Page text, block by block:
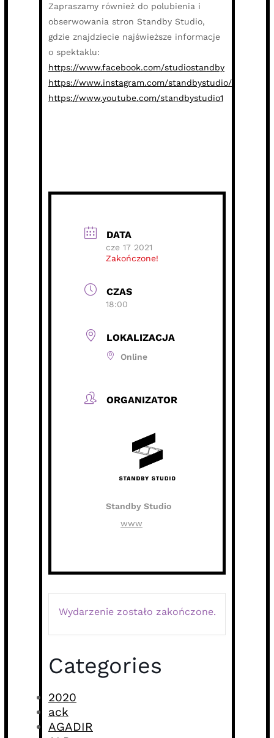
Zapraszamy również do polubienia i
obserwowania stron Standby Studio,
gdzie znajdziecie najświeższe informacje
o spektaklu:
https://www.facebook.com/studiostandby
https://www.instagram.com/standbystudio/
https://www.youtube.com/standbystudio1
DATA
cze 17 2021
Zakończone!
CZAS
18:00
LOKALIZACJA
Online
ORGANIZATOR
Standby Studio
www
Wydarzenie zostało zakończone.
Categories
2020
ack
AGADIR